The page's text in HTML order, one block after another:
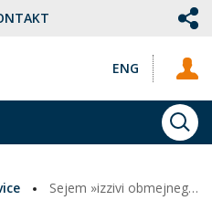
ENG
Sejem »izzivi obmejnega zaposlovanja« v Kopru